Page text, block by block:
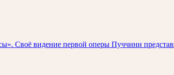
Своё видение первой оперы Пуччини